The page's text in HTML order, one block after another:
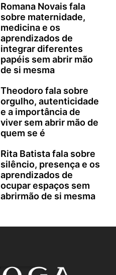
Romana Novais fala
sobre maternidade,
medicina e os
aprendizados de
integrar diferentes
papéis sem abrir mão
de si mesma
Theodoro fala sobre
orgulho, autenticidade
e a importância de
viver sem abrir mão de
quem se é
Rita Batista fala sobre
silêncio, presença e os
aprendizados de
ocupar espaços sem
abrirmão de si mesma